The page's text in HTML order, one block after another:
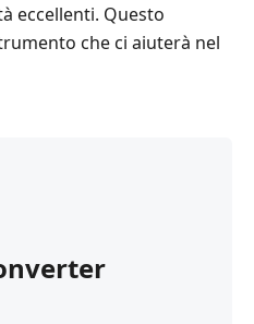
eccellenti. Questo
che ci aiuterà nel